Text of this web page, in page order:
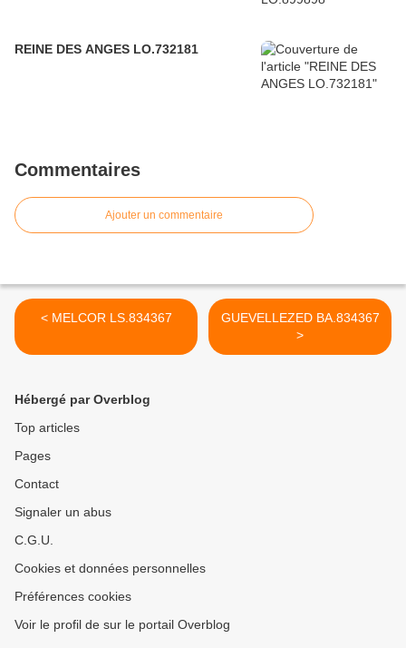
REINE DES ANGES LO.732181
Commentaires
Ajouter un commentaire
< MELCOR LS.834367
GUEVELLEZED BA.834367
>
Hébergé par Overblog
Top articles
Pages
Contact
Signaler un abus
C.G.U.
Cookies et données personnelles
Préférences cookies
Voir le profil de sur le portail Overblog